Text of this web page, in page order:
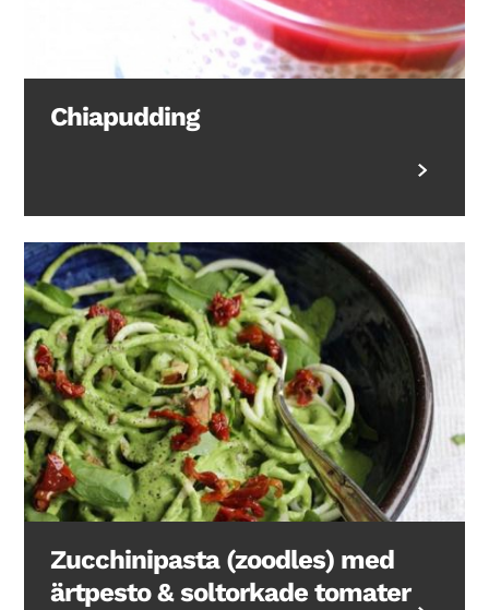
Chiapudding
Zucchinipasta (zoodles) med
ärtpesto & soltorkade tomater